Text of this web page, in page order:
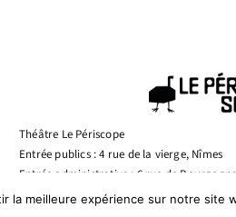
Théâtre Le Périscope
Entrée publics : 4 rue de la vierge, Nîmes
Entrée administrative : 6 rue de
04 66 76 10 56
la meilleure expérience sur notre